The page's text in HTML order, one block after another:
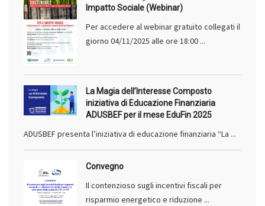
Impatto Sociale (Webinar)
Per accedere al webinar gratuito collegati il
giorno 04/11/2025 alle ore 18:00 ...
La Magia dell’Interesse Composto
iniziativa di Educazione Finanziaria
ADUSBEF per il mese EduFin 2025
ADUSBEF presenta l’iniziativa di educazione finanziaria “La ...
Convegno
Il contenzioso sugli incentivi fiscali per
risparmio energetico e riduzione ...